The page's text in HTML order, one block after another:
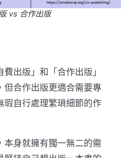
vs 合作出版
出版」和「合作出版」
但合作出版更適合需要專
瑕自行處理繁瑣細節的作
本身就擁有獨一無二的需